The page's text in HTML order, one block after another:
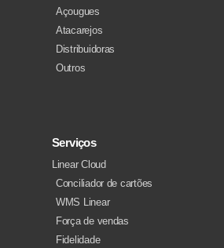
Açougues
Atacarejos
Distribuidoras
Outros
Serviços
Linear Cloud
Conciliador de cartões
WMS Linear
Força de vendas
Fidelidade